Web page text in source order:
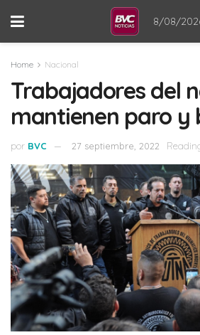
8/08/
Home Nacional
Trabajadores del
mantienen paro y
por BVC 27 septiembre, 2022